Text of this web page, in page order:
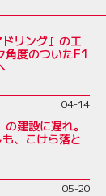
リング』の工
角度のついたF1
04-14
建設に遅れ。
、こけら落と
05-20